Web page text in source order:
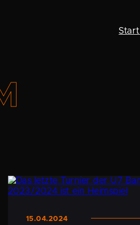
Start
15.04.2024